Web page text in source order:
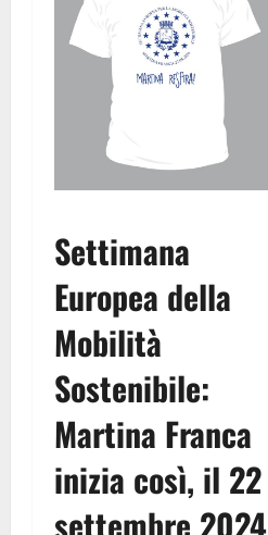
Settimana
Europea della
Mobilità
Sostenibile:
Martina Franca
inizia così, il 22
settembre 2024